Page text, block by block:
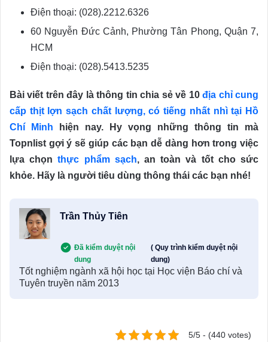
Điện thoại: (028).2212.6326
60 Nguyễn Đức Cảnh, Phường Tân Phong, Quận 7,
HCM
Điện thoại: (028).5413.5235
Bài viết trên đây là thông tin chia sẻ về 10địa chỉ cung
cấp thịt lợn sạch chất lượng, có tiếng nhất nhì tại Hồ
Chí Minh hiện nay. Hy vọng những thông tin mà
Topnlist gợi ý sẽ giúp các bạn dễ dàng hơn trong việc
lựa chọnthực phẩm sạch, an toàn và tốt cho sức
khỏe. Hãy là người tiêu dùng thông thái các bạn nhé!
Trần Thủy Tiên
Đã kiểm duyệt nội
dung
( Quy trình kiểm duyệt nội
dung)
Tốt nghiệm ngành xã hội học tại Học viện Báo chí và
Tuyên truyền năm 2013
5/5 - (440 votes)